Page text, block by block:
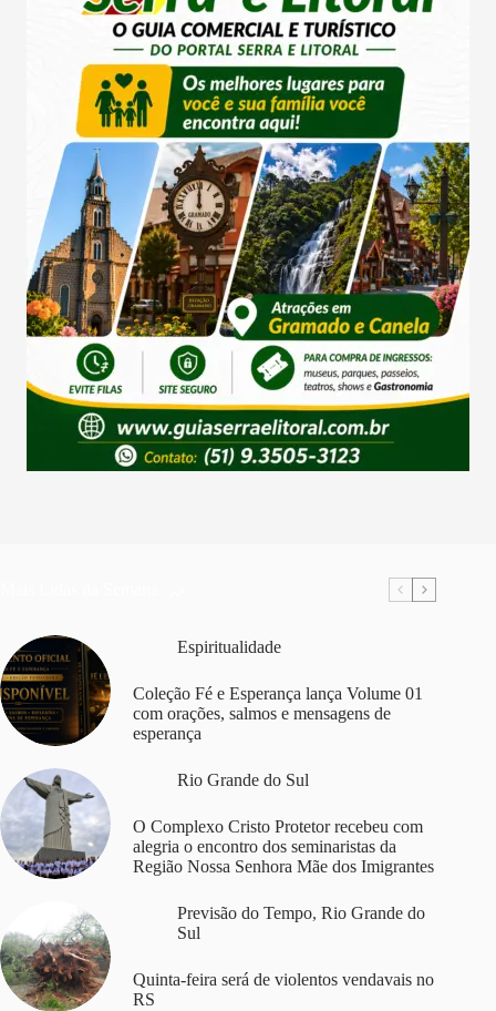
Espiritualidade
Coleção Fé e Esperança lança Volume 01
com orações, salmos e mensagens de
esperança
Rio Grande do Sul
O Complexo Cristo Protetor recebeu com
alegria o encontro dos seminaristas da
Região Nossa Senhora Mãe dos Imigrantes
Previsão do Tempo, Rio Grande do
Sul
Quinta-feira será de violentos vendavais no
RS